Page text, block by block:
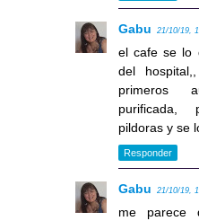
Gabu 21/10/19,
el cafe se lo
del
primeros
purificada,
pildoras y se
Responder
Gabu 21/10/19,
me parece